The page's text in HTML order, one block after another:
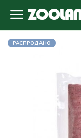
РАСПРОДАНО